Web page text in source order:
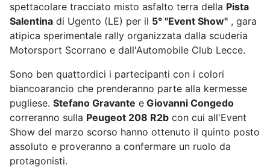
spettacolare tracciato misto asfalto terra della Pista
Salentina di Ugento (LE) per il 5° "Event Show" , gara
atipica sperimentale rally organizzata dalla scuderia
Motorsport Scorrano e dall'Automobile Club Lecce.
Sono ben quattordici i partecipanti con i colori
biancoarancio che prenderanno parte alla kermesse
pugliese. Stefano Gravante e Giovanni Congedo
correranno sulla Peugeot 208 R2b con cui all'Event
Show del marzo scorso hanno ottenuto il quinto posto
assoluto e proveranno a confermare un ruolo da
protagonisti.